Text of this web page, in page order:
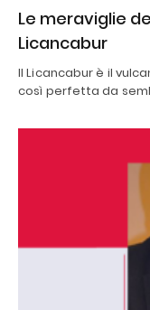
Le meraviglie
Licancabur
Il Licancabur è il
così perfetta da